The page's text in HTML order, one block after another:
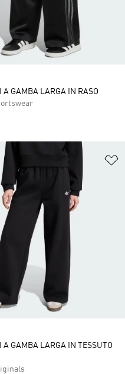
A GAMBA LARGA IN RASO
dei desideri
A GAMBA LARGA IN TESSUTO